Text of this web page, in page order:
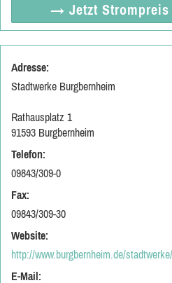
→ Jetzt
Adresse:
Stadtwerke Burgbernheim
Rathausplatz 1
91593 Burgbernheim
Telefon:
09843/309-0
Fax:
09843/309-30
Website:
http://www.burgbernheim.de/stadtwerke/
E-Mail: